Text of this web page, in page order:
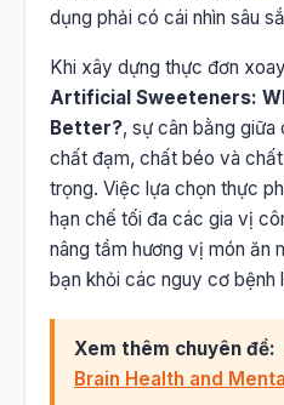
dụng phải có cái nhìn sâu
Khi xây dựng thực đơn
Artificial Sweeteners:
Better?, sự cân bằng giữa
chất đạm, chất béo và
trọng. Việc lựa chọn thực
hạn chế tối đa các gia vị
nâng tầm hương vị món ăn
bạn khỏi các nguy cơ bệnh
Xem thêm chuyên đề:
Brain Health and